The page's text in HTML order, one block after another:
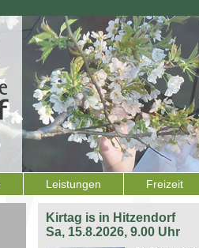
Leistungen Freizeit
Kirtag is in Hitzendorf
Sa, 15.8.2026, 9.00 Uhr